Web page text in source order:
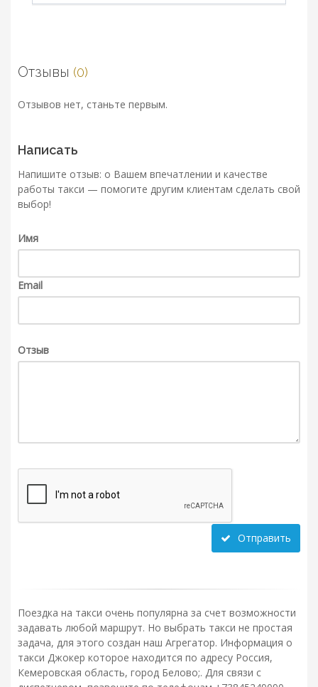
Отзывы (0)
Отзывов нет, станьте первым.
Написать
Напишите отзыв: о Вашем впечатлении и качестве
работы такси — помогите другим клиентам сделать свой
выбор!
Имя
Email
Отзыв
Отправить
Поездка на такси очень популярна за счет возможности
задавать любой маршрут. Но выбрать такси не простая
задача, для этого создан наш Агрегатор. Информация о
такси Джокер которое находится по адресу Россия,
Кемеровская область, город Белово;. Для связи с